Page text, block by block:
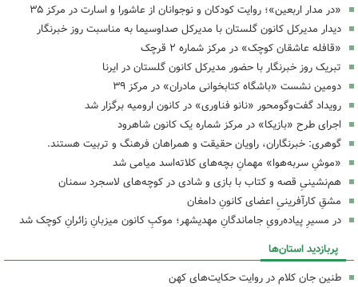
«در مدار اربعین»؛ روایت کودکان و نوجوانان از عاشورا و اسارت در مرکز ۳۵
دیدار مدیرکل کانون گلستان با مدیرکل صداوسیما به مناسبت روز خبرنگار
«قافله عاشقان کوچک» در مرکز شماره ۲ قرچک
تبریک روز خبرنگار با حضور مدیرکل کانون گلستان در ایرنا
دومین نشست «باشگاه کتابخوانی مادران» در مرکز ۳۹
رویداد گفت‌وگومحور «نانو فناوری» در کانون ارومیه برگزار شد
اجرای طرح «بازیکا» در مرکز شماره یک کانون شاهرود
گوهری: خبرنگاران، راویان حقیقت و همراهان فرهنگ و تربیت هستند.
«موشِ سربه‌هوا» مهمانِ بچه‌های کلاته‌اسد میامی شد
هم‌نشینیِ قصه و کتاب با بازی و شادی در کوچه‌های لاسجرد سمنان
مشقِ کارآفرینیِ اعضای کانونِ دامغان
در مسیرِ پیاده‌رویِ جاماندگانِ مهدیشهر؛ موکبِ کانون میزبانِ زائرانِ کوچک شد
پربازدید استان‌ها
طنین جان کلام در روایت حکایت‌های کهن